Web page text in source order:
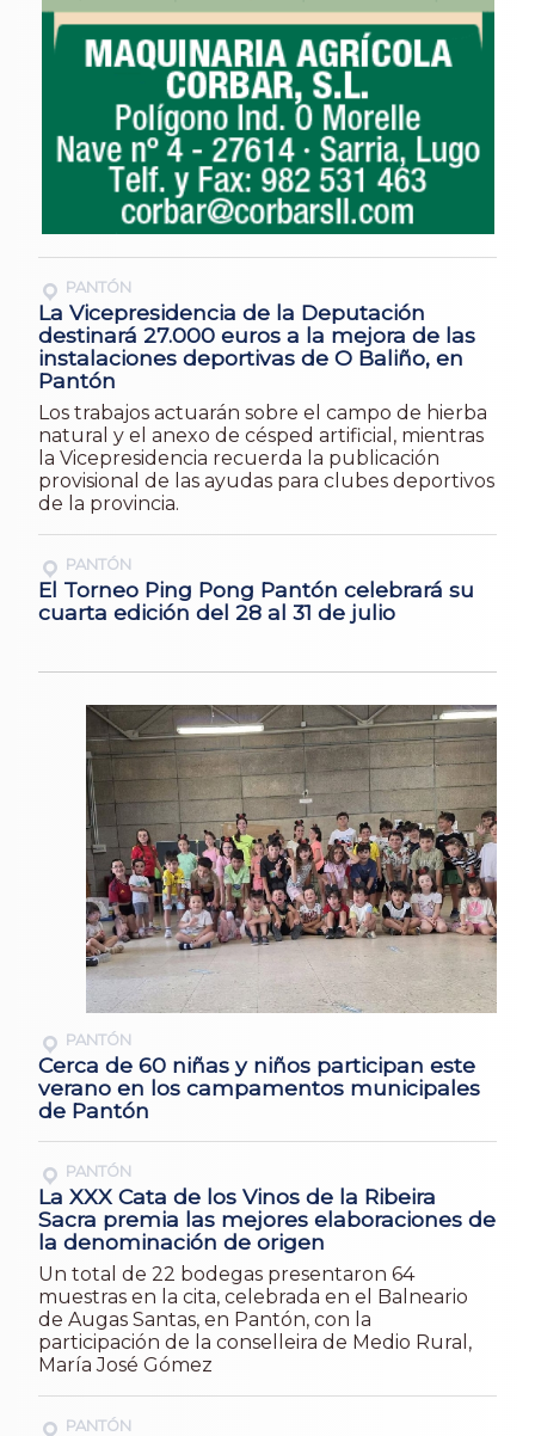
PANTÓN
La Vicepresidencia de la Deputación
destinará 27.000 euros a la mejora de las
instalaciones deportivas de O Baliño, en
Pantón
Los trabajos actuarán sobre el campo de hierba
natural y el anexo de césped artificial, mientras
la Vicepresidencia recuerda la publicación
provisional de las ayudas para clubes deportivos
de la provincia.
PANTÓN
El Torneo Ping Pong Pantón celebrará su
cuarta edición del 28 al 31 de julio
PANTÓN
Cerca de 60 niñas y niños participan este
verano en los campamentos municipales
de Pantón
PANTÓN
La XXX Cata de los Vinos de la Ribeira
Sacra premia las mejores elaboraciones de
la denominación de origen
Un total de 22 bodegas presentaron 64
muestras en la cita, celebrada en el Balneario
de Augas Santas, en Pantón, con la
participación de la conselleira de Medio Rural,
María José Gómez
PANTÓN